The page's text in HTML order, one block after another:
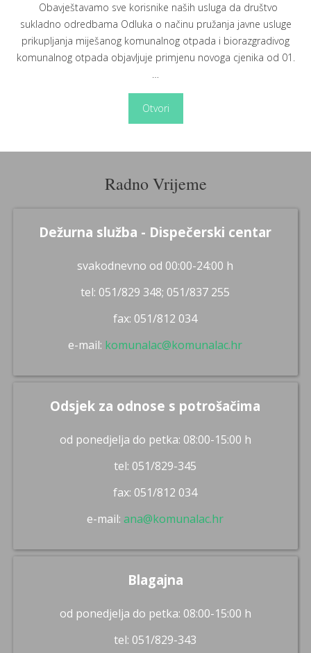
Obavještavamo sve korisnike naših usluga da društvo
sukladno odredbama Odluka o načinu pružanja javne usluge
prikupljanja miješanog komunalnog otpada i biorazgradivog
komunalnog otpada objavljuje primjenu novoga cjenika od 01.
…
Otvori
Radno Vrijeme
Dežurna služba - Dispečerski centar
svakodnevno od 00:00-24:00 h
tel: 051/829 348; 051/837 255
fax: 051/812 034
e-mail: komunalac@komunalac.hr
Odsjek za odnose s potrošačima
od ponedjelja do petka: 08:00-15:00 h
tel: 051/829-345
fax: 051/812 034
e-mail:ana@komunalac.hr
Blagajna
od ponedjelja do petka: 08:00-15:00 h
tel: 051/829-343